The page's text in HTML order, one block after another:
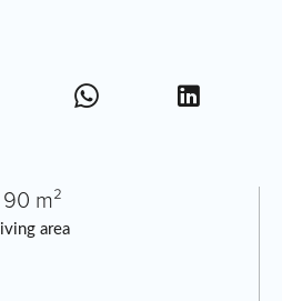
living area
90 m²